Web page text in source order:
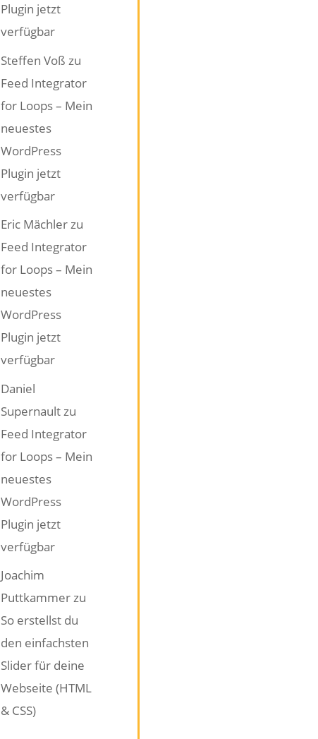
Plugin jetzt
verfügbar
Steffen Voß zu
Feed Integrator
for Loops – Mein
neuestes
WordPress
Plugin jetzt
verfügbar
Eric Mächlerzu
Feed Integrator
for Loops – Mein
neuestes
WordPress
Plugin jetzt
verfügbar
Daniel
Supernaultzu
Feed Integrator
for Loops – Mein
neuestes
WordPress
Plugin jetzt
verfügbar
Joachim
Puttkammerzu
So erstellst du
den einfachsten
Slider für deine
Webseite (HTML
& CSS)